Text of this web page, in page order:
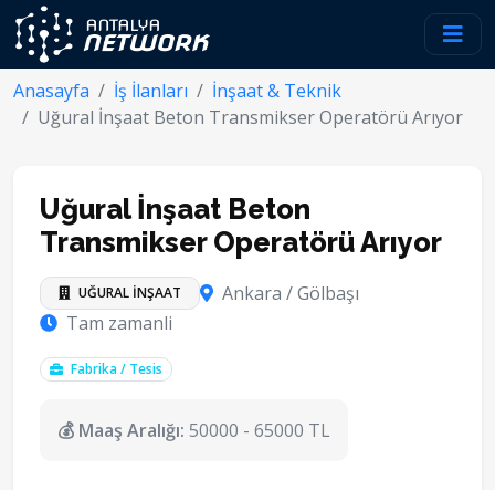
Anasayfa İş İlanları
İnşaat & Teknik
Uğural İnşaat Beton Transmikser Operatörü Arıyor
Uğural İnşaat Beton
Transmikser Operatörü Arıyor
UĞURAL İNŞAAT
Ankara / Gölbaşı
Tam zamanli
Fabrika / Tesis
💰 Maaş Aralığı: 50000 - 65000 TL